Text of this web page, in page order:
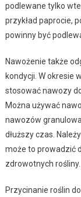
podlewane tylko
przykład paprocie,
powinny być
Nawożenie także
kondycji. W okresie
stosować nawozy
Można używać
nawozów
dłuższy czas.
może to prowadzić
zdrowotnych rośliny.
Przycinanie roślin